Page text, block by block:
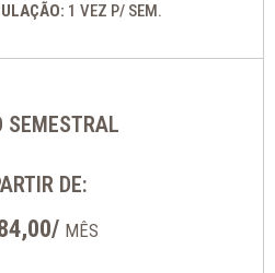
1 VEZ P/ SEM.
SEMESTRAL
DE:
MÊS